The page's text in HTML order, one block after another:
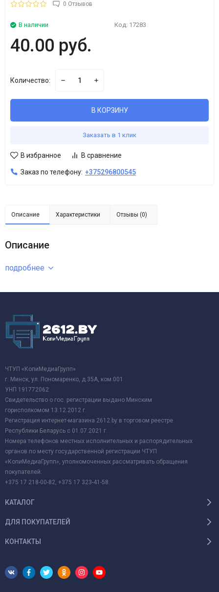
0 Отзывов
В наличии Код: 17283
40.00 руб.
Количество:
В КОРЗИНУ
Заказать в 1 клик
В избранное В сравнение
Заказ по телефону: +375296800545
Описание Характеристики Отзывы (0)
Описание
подробнее
ЧТУП «КопиМедиаГрупп»
г. Минск, ул. Пономаренко, д.35А, ком.001
УНП 191772062
Свидетельство о гос. регистрации выдано Минским
горисполкомом 13.12.2012 г.
Регистрация интернет-магазина 2612.by в торговом реестре
Республики Беларусь с 01.07.2021 г.
Номера телефонов местных исполнительных и распорядительных
органов по месту государственной регистрации ЧТУП
«КопиМедиаГрупп», уполномоченных рассматривать обращения
покупателей:
+375 17 218-00-82, +375 17 323-41-58.
КАТАЛОГ
ДЛЯ ПОКУПАТЕЛЕЙ
КОНТАКТЫ